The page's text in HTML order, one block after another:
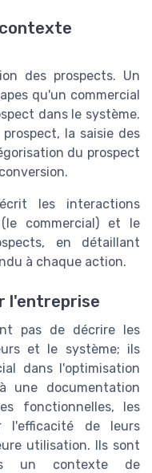
contexte
des prospects. Un
qu'un commercial
dans le système.
la saisie des
du prospect
les interactions
commercial) et le
en détaillant
à chaque action.
l'entreprise
pas de décrire les
et le système; ils
dans l'optimisation
une documentation
fonctionnelles, les
l'efficacité de leurs
utilisation. Ils sont
un contexte de